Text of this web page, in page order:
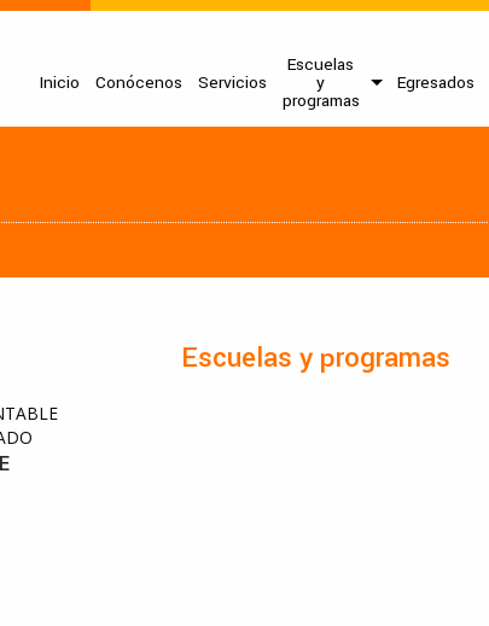
Inicio Conócenos Servicios
Escuelas
y
programas
Egresados
Escuelas y programas